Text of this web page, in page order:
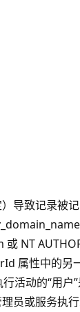
导致记录被
或 NT
属性中的另
活动的“用户
员或服务执